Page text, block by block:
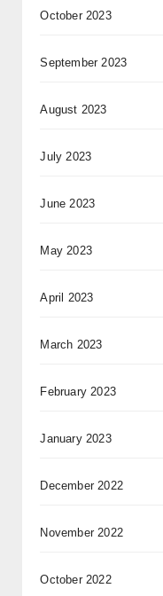
October 2023
September 2023
August 2023
July 2023
June 2023
May 2023
April 2023
March 2023
February 2023
January 2023
December 2022
November 2022
October 2022